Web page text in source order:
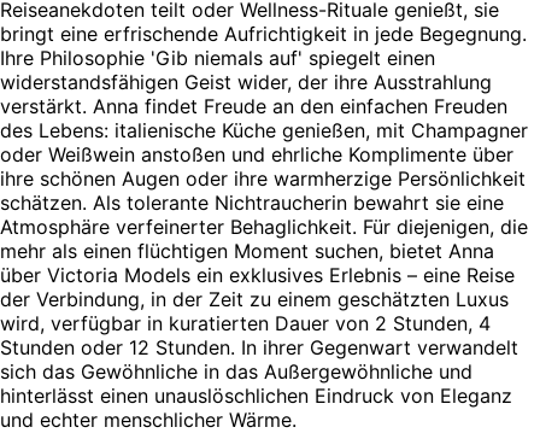
Reiseanekdoten teilt oder Wellness-Rituale genießt, sie
bringt eine erfrischende Aufrichtigkeit in jede Begegnung.
Ihre Philosophie 'Gib niemals auf' spiegelt einen
widerstandsfähigen Geist wider, der ihre Ausstrahlung
verstärkt. Anna findet Freude an den einfachen Freuden
des Lebens: italienische Küche genießen, mit Champagner
oder Weißwein anstoßen und ehrliche Komplimente über
ihre schönen Augen oder ihre warmherzige Persönlichkeit
schätzen. Als tolerante Nichtraucherin bewahrt sie eine
Atmosphäre verfeinerter Behaglichkeit. Für diejenigen, die
mehr als einen flüchtigen Moment suchen, bietet Anna
über Victoria Models ein exklusives Erlebnis – eine Reise
der Verbindung, in der Zeit zu einem geschätzten Luxus
wird, verfügbar in kuratierten Dauer von 2 Stunden, 4
Stunden oder 12 Stunden. In ihrer Gegenwart verwandelt
sich das Gewöhnliche in das Außergewöhnliche und
hinterlässt einen unauslöschlichen Eindruck von Eleganz
und echter menschlicher Wärme.